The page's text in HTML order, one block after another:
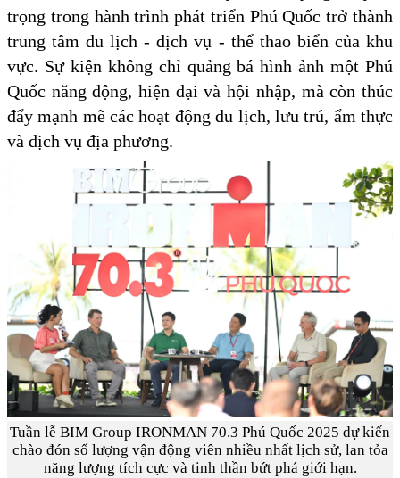
trọng trong hành trình phát triển Phú Quốc trở thành
trung tâm du lịch - dịch vụ - thể thao biển của khu
vực. Sự kiện không chỉ quảng bá hình ảnh một Phú
Quốc năng động, hiện đại và hội nhập, mà còn thúc
đẩy mạnh mẽ các hoạt động du lịch, lưu trú, ẩm thực
và dịch vụ địa phương.
Tuần lễ BIM Group IRONMAN 70.3 Phú Quốc 2025 dự kiến
chào đón số lượng vận động viên nhiều nhất lịch sử, lan tỏa
năng lượng tích cực và tinh thần bứt phá giới hạn.